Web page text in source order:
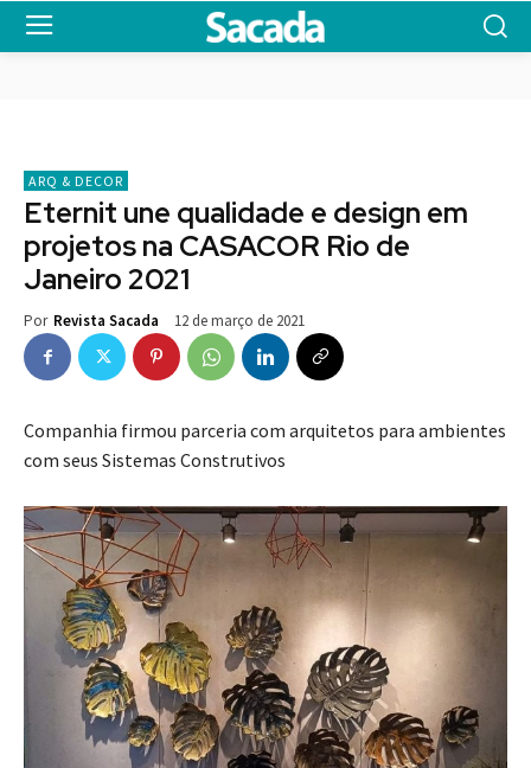
ARQ & DECOR
Eternit une qualidade e design em
projetos na CASACOR Rio de
Janeiro 2021
Por Revista Sacada 12 de março de 2021
Companhia firmou parceria com arquitetos para ambientes
com seus Sistemas Construtivos